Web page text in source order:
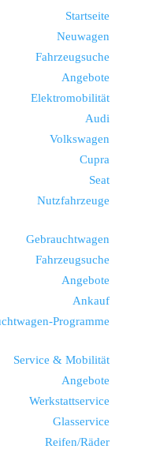
Startseite
Neuwagen
Fahrzeugsuche
Angebote
Elektromobilität
Audi
Volkswagen
Cupra
Seat
Nutzfahrzeuge
Gebrauchtwagen
Fahrzeugsuche
Angebote
Ankauf
Programme
Service & Mobilität
Angebote
Werkstattservice
Glasservice
Reifen/Räder